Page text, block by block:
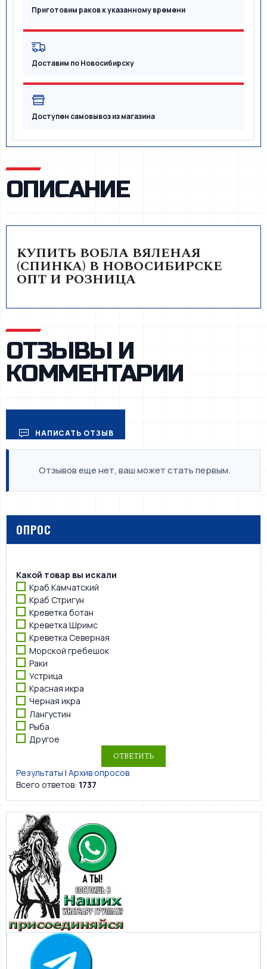
Приготовим раков к указанному времени
Доставим по Новосибирску
Доступен самовывоз из магазина
ОПИСАНИЕ
КУПИТЬ ВОБЛА ВЯЛЕНАЯ
(СПИНКА) В НОВОСИБИРСКЕ
ОПТ И РОЗНИЦА
ОТЗЫВЫ И
КОММЕНТАРИИ
НАПИСАТЬ ОТЗЫВ
Отзывов еще нет, ваш может стать первым.
ОПРОС
Какой товар вы искали
Краб Камчатский
Краб Стригун
Креветка ботан
Креветка Шримс
Креветка Северная
Морской гребешок
Раки
Устрица
Красная икра
Черная икра
Лангустин
Рыба
Другое
Результаты | Архив опросов
Всего ответов: 1737